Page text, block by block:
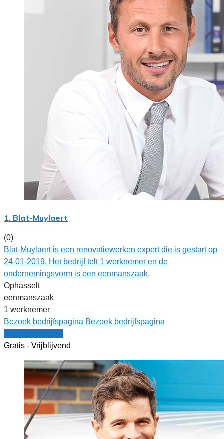
1. Blat-Muylaert
(0)
Blat-Muylaert is een renovatiewerken expert die is gestart op
24-01-2019. Het bedrijf telt 1 werknemer en de
ondernemingsvorm is een eenmanszaak.
Ophasselt
eenmanszaak
1 werknemer
Bezoek bedrijfspagina Bezoek bedrijfspagina
Gratis - Vrijblijvend